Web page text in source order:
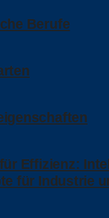
Berufe
Effizienz:
für Industrie